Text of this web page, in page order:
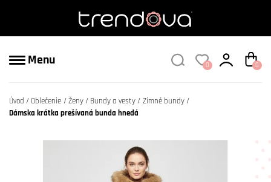
Menu 0 0
Úvod Oblečenie Ženy Bundy a vesty
Zimné bundy
Dámska krátka prešívaná bunda hnedá